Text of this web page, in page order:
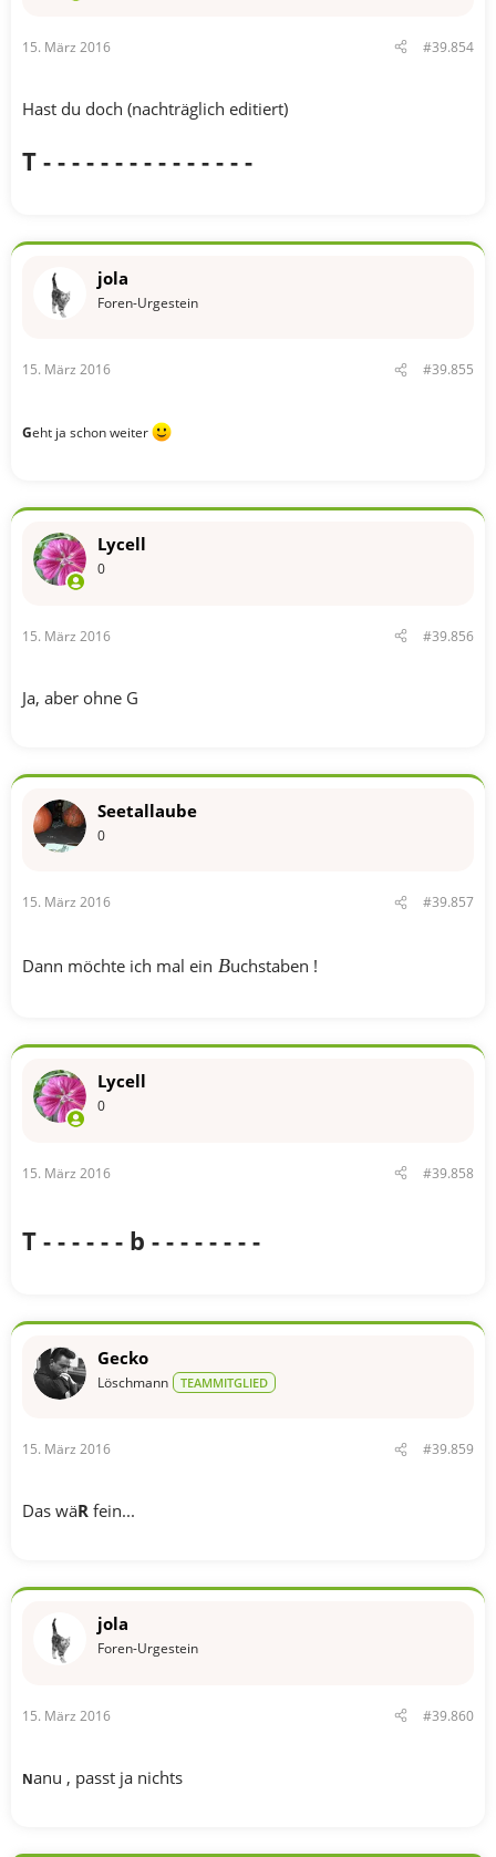
15. März 2016 #39.854
Hast du doch (nachträglich editiert)
T - - - - - - - - - - - - - - -
jola
Foren-Urgestein
15. März 2016 #39.855
Geht ja schon weiter
Lycell
0
15. März 2016 #39.856
Ja, aber ohne G
Seetallaube
0
15. März 2016 #39.857
Dann möchte ich mal ein Buchstaben !
Lycell
0
15. März 2016 #39.858
T - - - - - - b - - - - - - - -
Gecko
Löschmann TEAMMITGLIED
15. März 2016 #39.859
Das wäR fein...
jola
Foren-Urgestein
15. März 2016 #39.860
Nanu , passt ja nichts